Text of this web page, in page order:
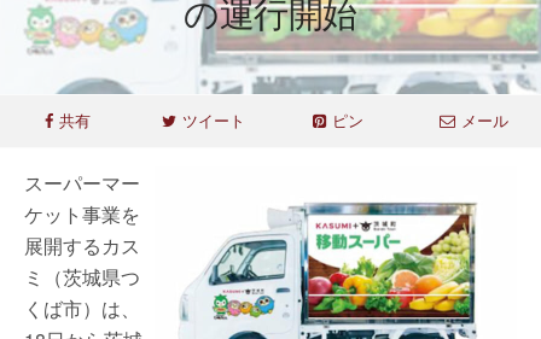
の運行開始
共有 ツイート ピン メール
スーパーマー
ケット事業を
展開するカス
ミ（茨城県つ
くば市）は、